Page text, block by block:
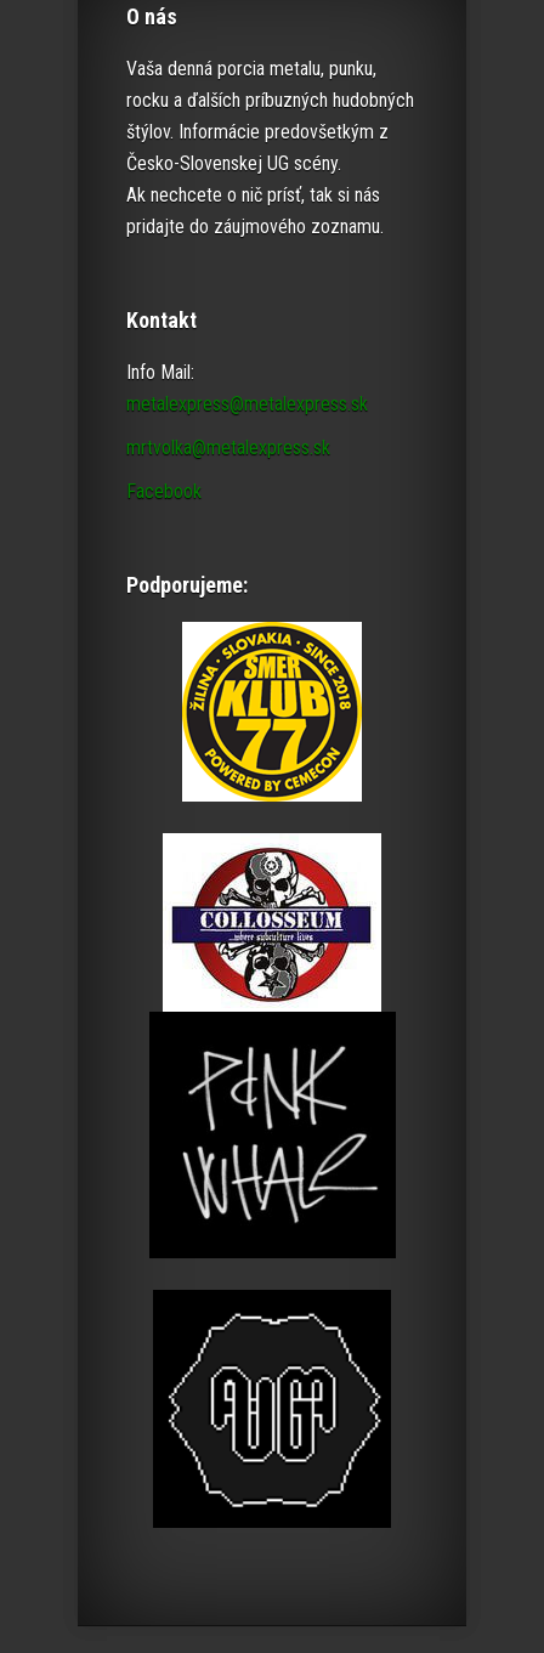
O nás
Vaša denná porcia metalu, punku,
rocku a ďalších príbuzných hudobných
štýlov. Informácie predovšetkým z
Česko-Slovenskej UG scény.
Ak nechcete o nič prísť, tak si nás
pridajte do záujmového zoznamu.
Kontakt
Info Mail:
metalexpress@metalexpress.sk
mrtvolka@metalexpress.sk
Facebook
Podporujeme: